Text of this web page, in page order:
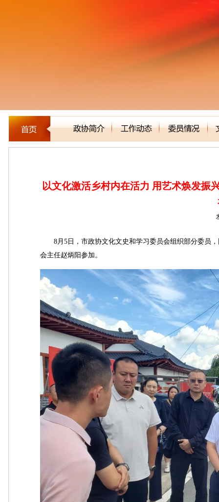
以文化激活乡村内在活力 用艺术焕发振
8月5日，市政协文化文史和学习委员会组织部分委员，
会主任赵炳阳参加。